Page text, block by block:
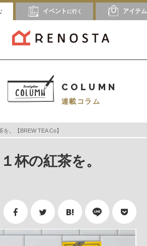
イベント に行く アイテム
COLUMN
連載コラム
。【BREW TEA Co】
杯の紅茶を。